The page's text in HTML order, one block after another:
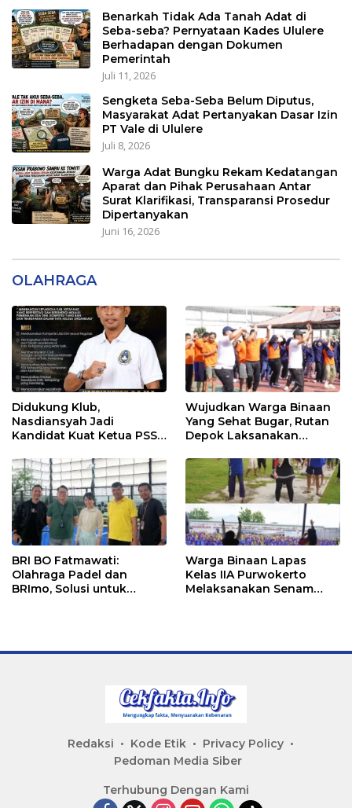
Benarkah Tidak Ada Tanah Adat di
Seba-seba? Pernyataan Kades Ululere
Berhadapan dengan Dokumen
Pemerintah
Juli 11, 2026
Sengketa Seba-Seba Belum Diputus,
Masyarakat Adat Pertanyakan Dasar Izin
PT Vale di Ululere
Juli 8, 2026
Warga Adat Bungku Rekam Kedatangan
Aparat dan Pihak Perusahaan Antar
Surat Klarifikasi, Transparansi Prosedur
Dipertanyakan
Juni 16, 2026
OLAHRAGA
Didukung Klub,
Nasdiansyah Jadi
Kandidat Kuat Ketua PSSI
Wujudkan Warga Binaan
Yang Sehat Bugar, Rutan
Depok Laksanakan
BRI BO Fatmawati:
Olahraga Padel dan
BRImo, Solusi untuk
Warga Binaan Lapas
Kelas IIA Purwokerto
Melaksanakan Senam
Redaksi Kode Etik
Privacy Policy
Pedoman Media Siber
Terhubung Dengan Kami